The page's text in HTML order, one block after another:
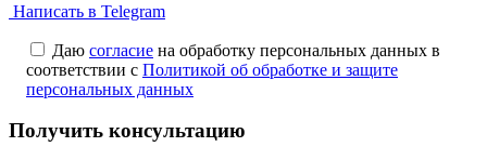
Написать в Telegram
Даю согласие на обработку персональных данных в
соответствии с Политикой об обработке и защите
персональных данных
Получить консультацию